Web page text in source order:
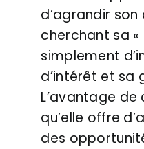
d’agrandir son
cherchant sa «
simplement
d’intérêt et sa
L’avantage
qu’elle offre
des